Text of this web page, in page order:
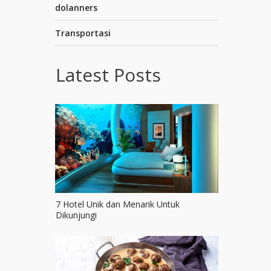
dolanners
Transportasi
Latest Posts
7 Hotel Unik dan Menarik Untuk
Dikunjungi